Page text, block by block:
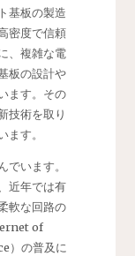
基板の製造
密度で信頼
、複雑な電
板の設計や
ます。その
技術を取り
ます。
います。
近年では有
軟な回路の
of
の普及に